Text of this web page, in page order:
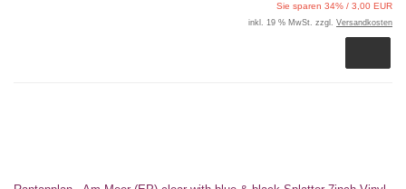
Sie sparen 34% / 3,00 EUR
inkl. 19 % MwSt. zzgl. Versandkosten